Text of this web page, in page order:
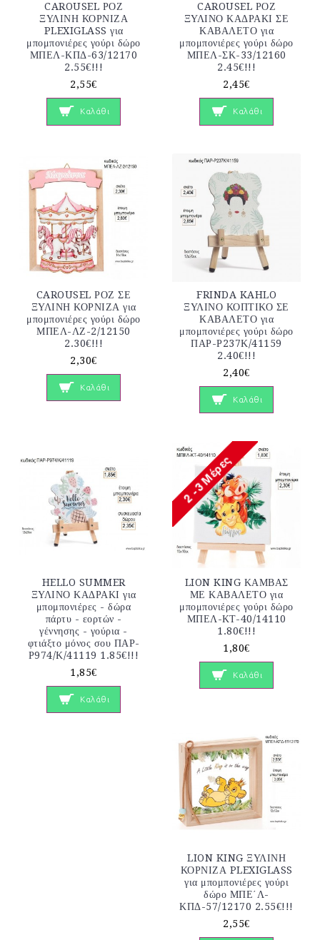
CAROUSEL ΡΟΖ
ΞΥΛΙΝΗ ΚΟΡΝΙΖΑ
PLEXIGLASS για
μπομπονιέρες γούρι δώρο
ΜΠΕΛ-ΚΠΔ-63/12170
2.55€!!!
2,55€
Καλάθι
CAROUSEL ΡΟΖ
ΞΥΛΙΝΟ ΚΑΔΡΑΚΙ ΣΕ
ΚΑΒΑΛΕΤΟ για
μπομπονιέρες γούρι δώρο
ΜΠΕΛ-ΣΚ-33/12160
2.45€!!!
2,45€
Καλάθι
CAROUSEL ΡΟΖ ΣΕ
ΞΥΛΙΝΗ ΚΟΡΝΙΖΑ για
μπομπονιέρες γούρι δώρο
ΜΠΕΛ-ΛΖ-2/12150
2.30€!!!
2,30€
Καλάθι
FRINDA KAHLO
ΞΥΛΙΝΟ ΚΟΠΤΙΚΟ ΣΕ
ΚΑΒΑΛΕΤΟ για
μπομπονιέρες γούρι δώρο
ΠΑΡ-Ρ237Κ/41159
2.40€!!!
2,40€
Καλάθι
HELLO SUMMER
ΞΥΛΙΝΟ ΚΑΔΡΑΚΙ για
μπομπονιέρες - δώρα
πάρτυ - εορτών -
γέννησης - γούρια -
φτιάξτο μόνος σου ΠΑΡ-
Ρ974/Κ/41119 1.85€!!!
1,85€
Καλάθι
LION KING ΚΑΜΒΑΣ
ΜΕ ΚΑΒΑΛΕΤΟ για
μπομπονιέρες γούρι δώρο
ΜΠΕΛ-ΚΤ-40/14110
1.80€!!!
1,80€
Καλάθι
LION KING ΞΥΛΙΝΗ
ΚΟΡΝΙΖΑ PLEXIGLASS
για μπομπονιέρες γούρι
δώρο ΜΠΕ΄Λ-
ΚΠΔ-57/12170 2.55€!!!
2,55€